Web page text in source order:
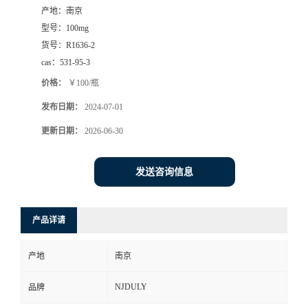
产地： 南京
型号： 100mg
货号： R1636-2
cas： 531-95-3
价格： ￥100/瓶
发布日期： 2024-07-01
更新日期： 2026-06-30
发送咨询信息
产品详请
产地 南京
品牌 NJDULY